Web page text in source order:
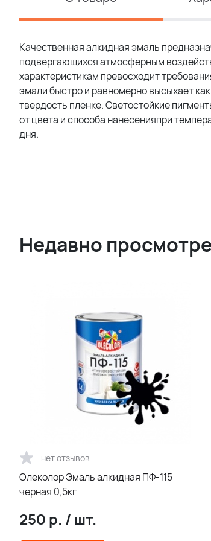
Качественная алкидная эмаль
подвергающихся атмосферным
характеристикам превосходит
эмали быстро и равномерно высыхает
твердость пленке. Светостойкие
от цвета и способа нанесенияпри
дня.
Недавно
нет отзывов
Олеколор Эмаль алкидная ПФ-115
черная 0,5кг
250 р. / шт.